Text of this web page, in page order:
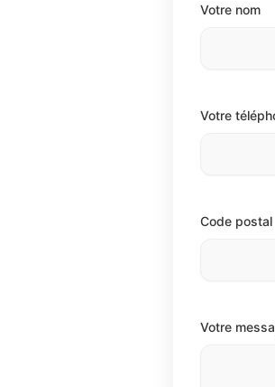
Votre nom
Votre
Code postal
Votre